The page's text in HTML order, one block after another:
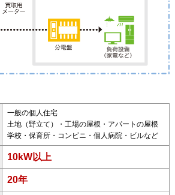
一般の個人住宅
土地（野立て）・工場の屋根・アパートの屋根
学校・保育所・コンビニ・個人病院・ビルなど
10kW以上
20年